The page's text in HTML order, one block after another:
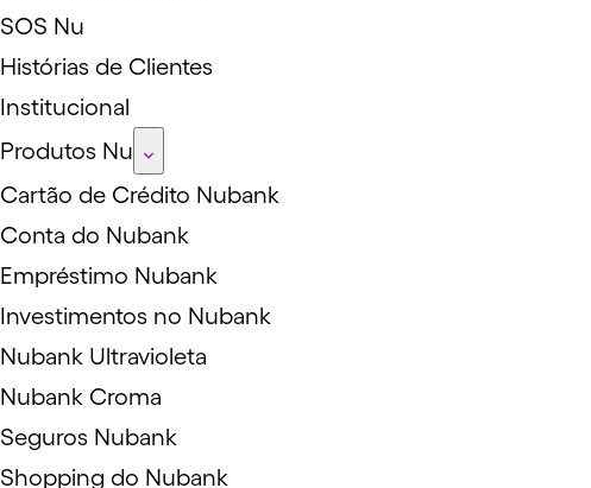
SOS Nu
Histórias de Clientes
Institucional
Produtos Nu
Cartão de Crédito Nubank
Conta do Nubank
Empréstimo Nubank
Investimentos no Nubank
Nubank Ultravioleta
Nubank Croma
Seguros Nubank
Shopping do Nubank